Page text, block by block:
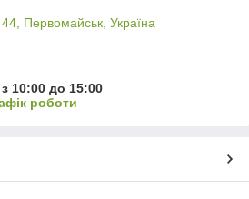
Первомайськ, Україна
10:00 до 15:00
роботи